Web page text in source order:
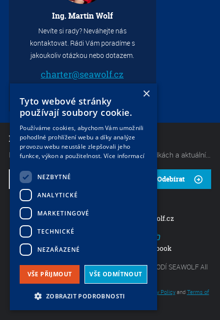
Ing. Martin Wolf
Nevíte si rady? Neváhejte nás
kontaktovat. Rádi Vám poradíme s
jakoukoliv otázkou nebo dotazem.
charter@seawolf.cz
NEWSLETTER
Mějte neustále přehled o těch nejlepších nabídkách a aktuálních akcích od naší společnosti. Začněte odebírat náš občasný zpravodaj.
Odebírat
+420 733 736 523 charter@seawolf.cz
Mezi vodami 29b, Praha 4 Facebook
Copyright by Největší nabídka lodí - CHARTER LODÍ SEAWOLF All
rights reserved.
This site is protected by reCAPTCHA and the Google Privacy Policyand Terms of
×
Tyto webové stránky
používají soubory cookie.
Používáme cookies, abychom Vám umožnili
pohodlné prohlížení webu a díky analýze
provozu webu neustále zlepšovali jeho
funkce, výkon a použitelnost.Více informací
NEZBYTNÉ
ANALYTICKÉ
MARKETINGOVÉ
TECHNICKÉ
NEZAŘAZENÉ
VŠE PŘIJMOUT VŠE ODMÍTNOUT
ZOBRAZIT PODROBNOSTI